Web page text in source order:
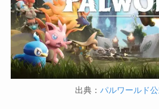
出典： パルワールド